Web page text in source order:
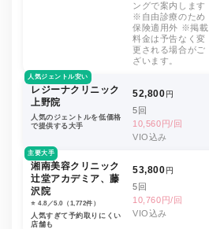
ングで案内します
※自由診療のため
保険適用外 ※掲載
料金は予告なく変
更される場合がご
ざいます。
人気ジェントル安い
レジーナクリニック
上野院
人気のジェントルを低価格
で提供する大手
52,800円
5回
10,560円/回
VIO込み
主要大手
湘南美容クリニック
辻堂アカデミア、藤
沢院
⭐️ 4.8／5.0（1,772件）
人気すぎて予約取りにくい
店舗も
53,800円
5回
10,760円/回
VIO込み